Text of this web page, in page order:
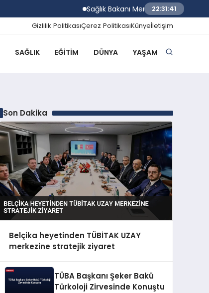
Sağlık Bakanı Memişoğlu İzmir Biyotıp
22:31:42
Gizlilik PolitikasıÇerez PolitikasıKünyeİletişim
SAĞLIK EĞITIM DÜNYA YAŞAM
Son Dakika
Belçika heyetinden TÜBİTAK UZAY
merkezine stratejik ziyaret
TÜBA Başkanı Şeker Bakü
Türkoloji Zirvesinde Konuştu